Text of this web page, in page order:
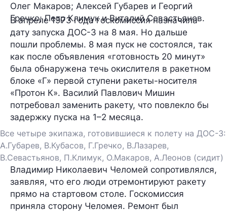
Олег Макаров; Алексей Губарев и Георгий
Гречко; Петр Климук и Виталий Севастьянов.
В апреле 1973 года госкомиссия назначила
дату запуска ДОС-3 на 8 мая. Но дальше
пошли проблемы. 8 мая пуск не состоялся, так
как после объявления «готовность 20 минут»
была обнаружена течь окислителя в ракетном
блоке «Г» первой ступени ракеты-носителя
«Протон К». Василий Павлович Мишин
потребовал заменить ракету, что повлекло бы
задержку пуска на 1–2 месяца.
Все четыре экипажа, готовившиеся к полету на ДОС-3:
А.Губарев, В.Кубасов, Г.Гречко, В.Лазарев,
В.Севастьянов, П.Климук, О.Макаров, А.Леонов (сидит)
Владимир Николаевич Челомей сопротивлялся,
заявляя, что его люди отремонтируют ракету
прямо на стартовом столе. Госкомиссия
приняла сторону Челомея. Ремонт был